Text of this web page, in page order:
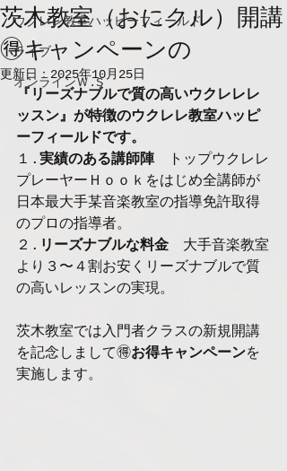
ウクレレ教室ハッピーフィールド
ライブ
オンラインＷ.S
茨木教室（おにクル）開講
🉐キャンペーンの
更新日：2025年10月25日
『リーズナブルで質の高いウクレレレ
ッスン』が特徴のウクレレ教室ハッピ
ーフィールドです。
１. 実績のある講師陣
トップウクレレ
プレーヤーＨｏｏｋをはじめ全講師が
日本最大手某音楽教室の指導免許取得
のプロの指導者。
２. リーズナブルな料金 大手音楽教室
より３〜４割お安くリーズナブルで質
の高いレッスンの実現。
茨木教室では入門者クラスの新規開講
を記念しまして🉐お得キャンペーンを
実施します。